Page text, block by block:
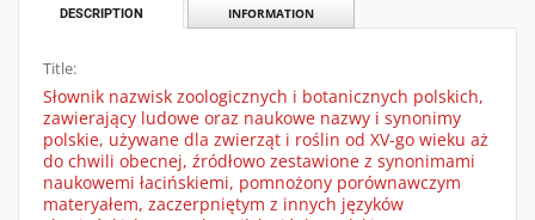
DESCRIPTION INFORMATION
Title:
Słownik nazwisk zoologicznych i botanicznych polskich,
zawierający ludowe oraz naukowe nazwy i synonimy
polskie, używane dla zwierząt i roślin od XV-go wieku aż
do chwili obecnej, źródłowo zestawione z synonimami
naukowemi łacińskiemi, pomnożony porównawczym
materyałem, zaczerpniętym z innych języków